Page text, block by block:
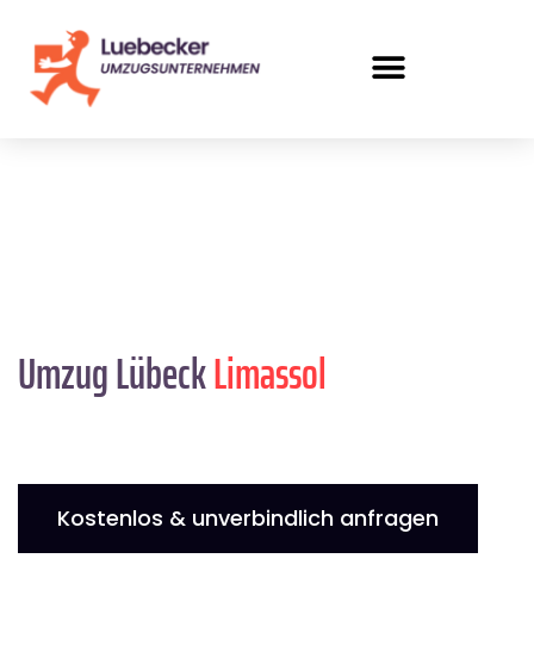
Umzug LübeckLimassol
Kostenlos & unverbindlich anfragen